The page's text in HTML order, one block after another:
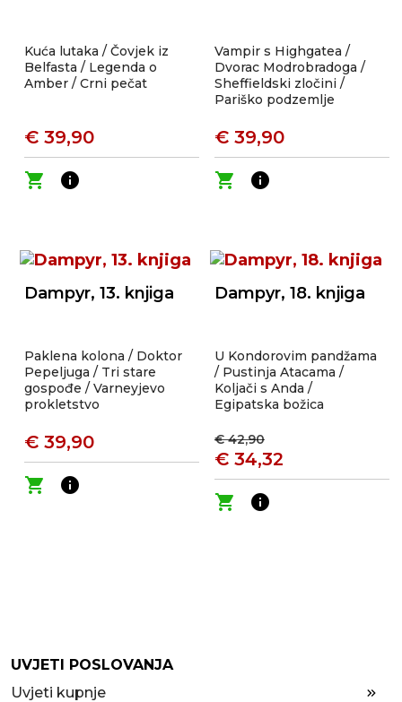
Kuća lutaka / Čovjek iz
Belfasta / Legenda o
Amber / Crni pečat
€ 39,90
shopping_cart
info
Vampir s Highgatea /
Dvorac Modrobradoga /
Sheffieldski zločini /
Pariško podzemlje
€ 39,90
shopping_cart
info
Dampyr, 13. knjiga
Paklena kolona / Doktor
Pepeljuga / Tri stare
gospođe / Varneyjevo
prokletstvo
€ 39,90
shopping_cart
info
Dampyr, 18. knjiga
U Kondorovim pandžama
/ Pustinja Atacama /
Koljači s Anda /
Egipatska božica
€ 42,90
€ 34,32
shopping_cart
info
UVJETI POSLOVANJA
Uvjeti kupnje